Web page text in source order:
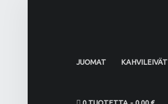
JUOMAT KAHVILEIVÄT